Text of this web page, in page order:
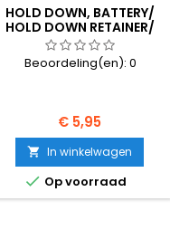
HOLD DOWN, BATTERY/
HOLD DOWN RETAINER/
BATTERY POST/ FOAM S
Beoordeling(en):0
Prijs
€ 5,95
 In winkelwagen
 Op voorraad